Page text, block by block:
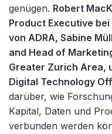
genügen. Robert
Product Executive bei
von ADRA, Sabine
and Head of
Greater Zurich Area,
Digital Technology
darüber, wie
Kapital, Daten und
verbunden werden